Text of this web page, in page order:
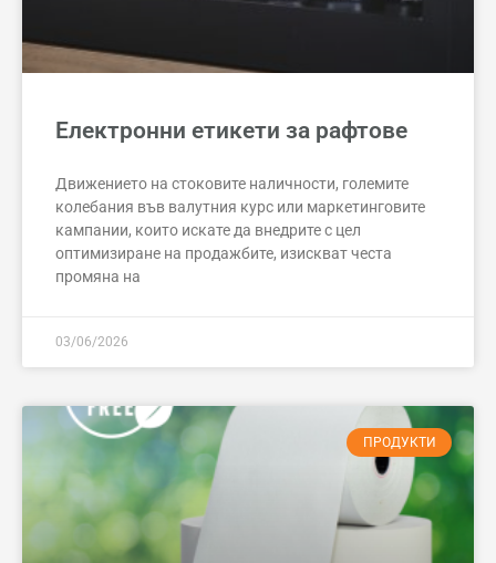
Електронни етикети за рафтове
Движението на стоковите наличности, големите
колебания във валутния курс или маркетинговите
кампании, които искате да внедрите с цел
оптимизиране на продажбите, изискват честа
промяна на
03/06/2026
ПРОДУКТИ